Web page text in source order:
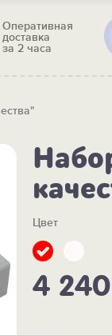
Оперативная
доставка
за 2 часа
Цвет
4